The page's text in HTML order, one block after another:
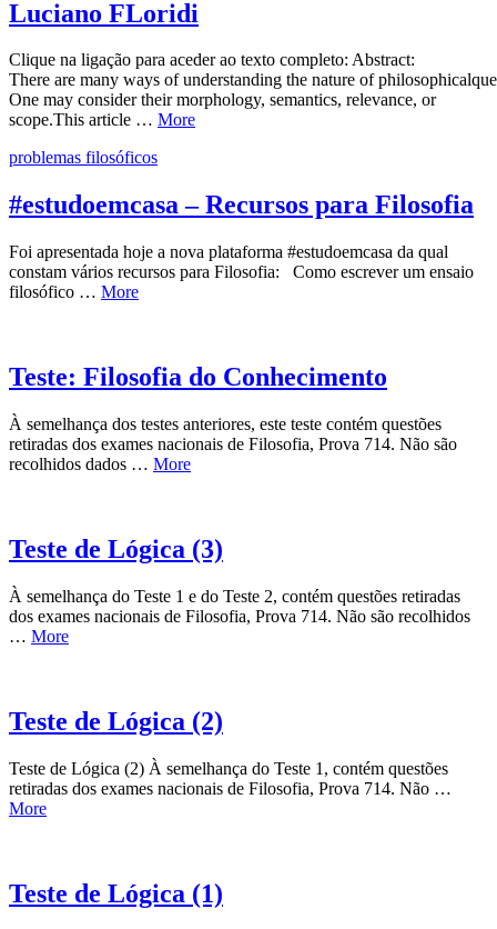
Luciano FLoridi
Clique na ligação para aceder ao texto completo: Abstract:
There are many ways of understanding the nature of
One may consider their morphology, semantics, relevance, or
scope.This article … More
problemas filosóficos
#estudoemcasa – Recursos para Filosofia
Foi apresentada hoje a nova plataforma #estudoemcasa da qual
constam vários recursos para Filosofia: Como escrever um ensaio
filosófico … More
Teste: Filosofia do Conhecimento
À semelhança dos testes anteriores, este teste contém questões
retiradas dos exames nacionais de Filosofia, Prova 714. Não são
recolhidos dados … More
Teste de Lógica (3)
À semelhança do Teste 1 e do Teste 2, contém questões retiradas
dos exames nacionais de Filosofia, Prova 714. Não são recolhidos
… More
Teste de Lógica (2)
Teste de Lógica (2) À semelhança do Teste 1, contém questões
retiradas dos exames nacionais de Filosofia, Prova 714. Não …
More
Teste de Lógica (1)